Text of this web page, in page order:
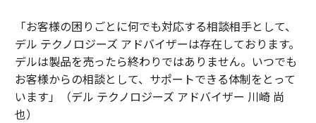
「お客様の困りごとに何でも対応する相談相手として、
デル テクノロジーズ アドバイザーは存在しております。
デルは製品を売ったら終わりではありません。いつでも
お客様からの相談として、サポートできる体制をとって
います」（デル テクノロジーズ アドバイザー 川崎 尚
也）